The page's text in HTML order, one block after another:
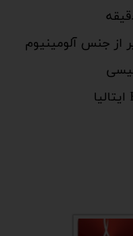
جنس آلومینیوم